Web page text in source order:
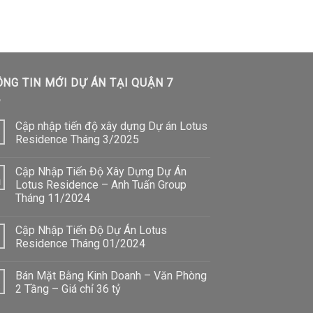
TIN MỚI DỰ ÁN TẠI QUẬN 7
Cập nhập tiến độ xây dựng Dự án Lotus
Residence Tháng 3/2025
Cập Nhập Tiến Độ Xây Dựng Dự Án
Lotus Residence – Anh Tuấn Group
Tháng 11/2024
Cập Nhập Tiến Độ Dự Án Lotus
Residence Tháng 01/2024
Bán Mặt Bằng Kinh Doanh – Văn Phòng
2 Tầng – Giá chỉ 36 tỷ